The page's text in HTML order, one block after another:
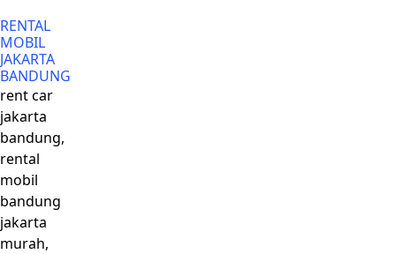
RENTAL
MOBIL
JAKARTA
BANDUNG
rent car
jakarta
bandung,
rental
mobil
bandung
jakarta
murah,